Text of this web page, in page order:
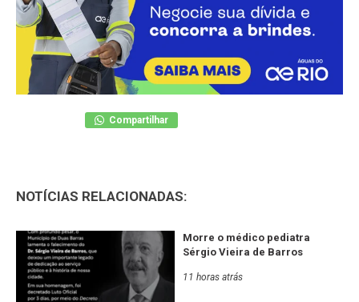
Compartilhar
NOTÍCIAS RELACIONADAS:
Morre o médico pediatra
Sérgio Vieira de Barros
11 horas atrás